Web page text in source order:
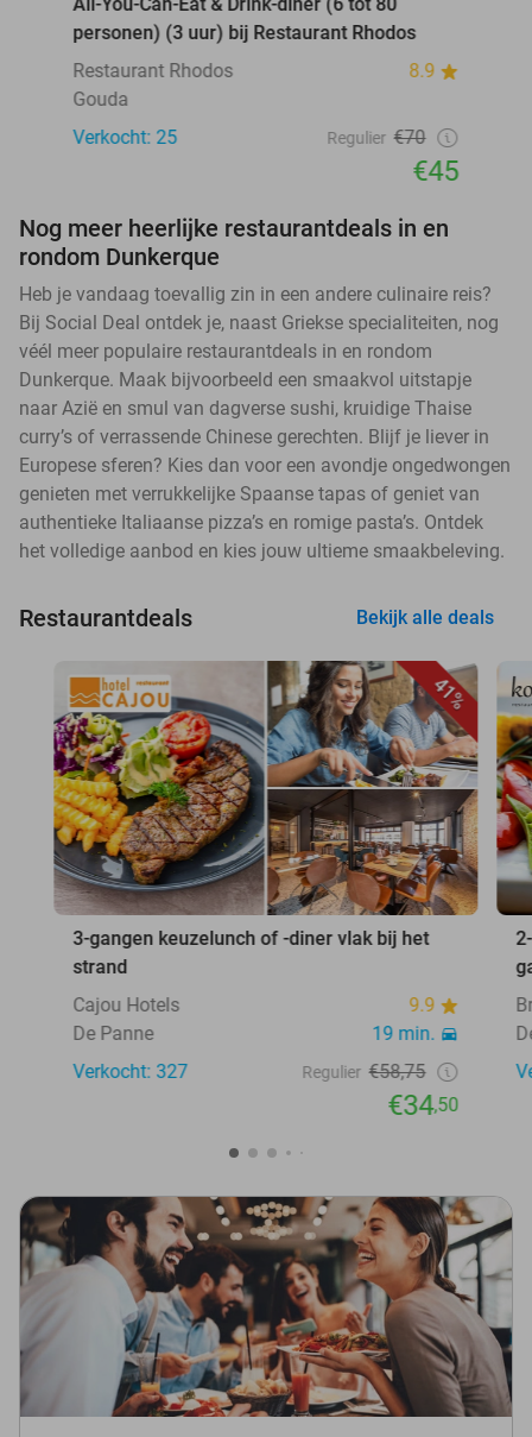
personen) (3 uur) bij Restaurant Rhodos
Restaurant Rhodos
8.9
Gouda
Verkocht: 25
Regulier €70
€45
Nog meer heerlijke restaurantdeals in en
rondom Dunkerque
Heb je vandaag toevallig zin in een andere culinaire reis?
Bij Social Deal ontdek je, naast Griekse specialiteiten, nog
véél meer populaire restaurantdeals in en rondom
Dunkerque. Maak bijvoorbeeld een smaakvol uitstapje
naar Azië en smul van dagverse sushi, kruidige Thaise
curry’s of verrassende Chinese gerechten. Blijf je liever in
Europese sferen? Kies dan voor een avondje ongedwongen
genieten met verrukkelijke Spaanse tapas of geniet van
authentieke Italiaanse pizza’s en romige pasta’s. Ontdek
het volledige aanbod en kies jouw ultieme smaakbeleving.
Restaurantdeals Bekijk alle deals
41%
3-gangen keuzelunch of -diner vlak bij het
strand
Cajou Hotels
9.9
De Panne
19 min.
Verkocht: 327
Regulier €58,75
€34,50